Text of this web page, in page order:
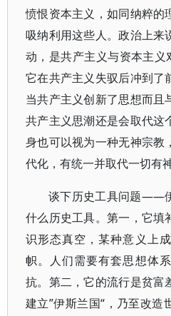
愤恨资本主义，如同纳粹的
吸纳利用这些人。政治上来
动，是共产主义与资本主义
它在共产主义失驭后冲到了
当共产主义创新了思想而且
共产主义思潮还是会取代这
身也可以视为一种无神宗教
代化，有统一并取代一切有
谈下历史工具问题——
什么历史工具。第一，它填
识形态真空，某种意义上
帜。人们需要有套思想体
抗。第二，它的流行是贫富
建立”伊斯兰国“，乃至改造